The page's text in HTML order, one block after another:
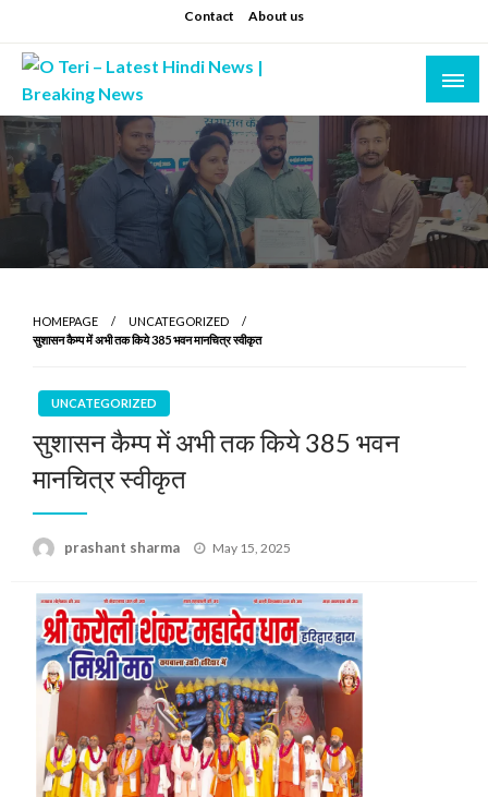
to
content
Contact About us
O Teri – Latest Hindi News | Breaking News
Prashant sharma (shastri)
HOMEPAGE
UNCATEGORIZED
सुशासन कैम्प में अभी तक किये 385 भवन मानचित्र स्वीकृत
UNCATEGORIZED
सुशासन कैम्प में अभी तक किये 385 भवन
मानचित्र स्वीकृत
prashant sharma
Posted
May 15, 2025